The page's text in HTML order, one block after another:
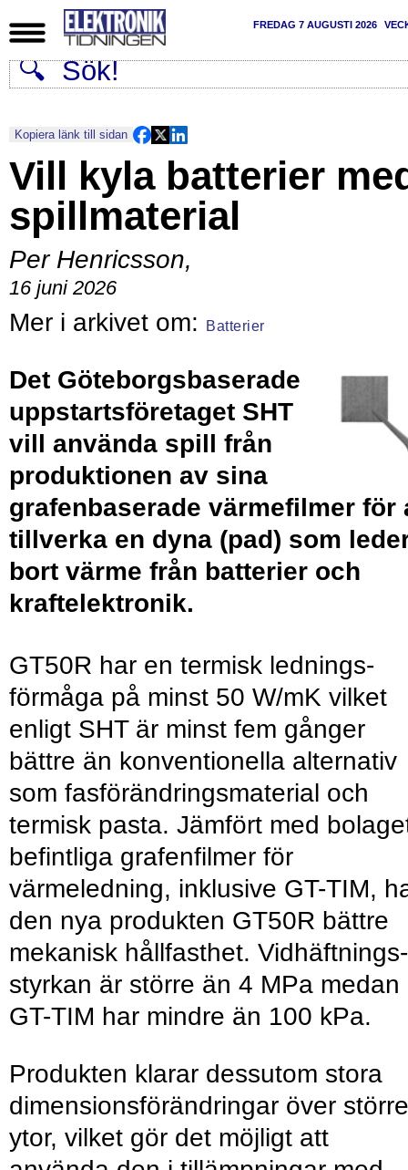
FREDAG 7 AUGUSTI 2026
Kopiera länk till sidan
Vill kyla batterier
spillmaterial
Per Henricsson,
16 juni 2026
Batterier
Det Göteborgsbaserade
upp­starts­företaget SHT
vill använda spill från
produktionen av sina
grafenbaserade värmefilmer för
tillverka en dyna (pad) som
bort värme från batterier och
kraftelektronik.
GT50R har en termisk lednings­
förmåga på minst 50 W/mK vilket
enligt SHT är minst fem gånger
bättre än konventio­nella alternativ
som fas­förändrings­material och
termisk pasta. Jämfört med
befintliga grafenfilmer för
värmeledning, inklusive GT-TIM,
den nya produkten GT50R bättre
mekanisk hållfasthet. Vid­häftnings­
styrkan är större än 4 MPa medan
GT-TIM har mindre än 100 kPa.
Produkten klarar dessutom stora
dimensions­förändringar över större
ytor, vilket gör det möjligt att